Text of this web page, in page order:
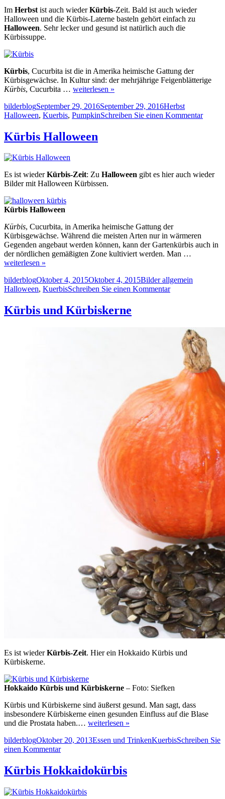
Im Herbst ist auch wiederKürbis-Zeit. Bald ist auch wieder
Halloween und die Kürbis-Laterne basteln gehört einfach zu
Halloween. Sehr lecker und gesund ist natürlich auch die
Kürbissuppe.
Kürbis, Cucurbita ist die in Amerika heimische Gattung der
Kürbisgewächse. In Kultur sind: der mehrjährige Feigenblätterige
Kürbis, Cucurbita … weiterlesen »
Autor
bilderblogVeröffentlicht
am
September 29, 2016September 29, 2016Kategorien
Herbst
Halloween, Kuerbis, PumpkinSchreiben Sie einen Kommentarzu
Kürbis Halloween
Es ist wiederKürbis-Zeit: Zu Halloween gibt es hier auch wieder
Bilder mit Halloween Kürbissen.
Kürbis Halloween
Kürbis, Cucurbita, in Amerika heimische Gattung der
Kürbisgewächse. Während die meisten Arten nur in wärmeren
Gegenden angebaut werden können, kann der Gartenkürbis auch in
der nördlichen gemäßigten Zone kultiviert werden. Man …
weiterlesen »
Autor
bilderblogVeröffentlicht
am
Oktober 4, 2015Oktober 4, 2015Kategorien
Bilder allgemein
Halloween, KuerbisSchreiben Sie einen Kommentarzu
Kürbis und Kürbiskerne
Es ist wiederKürbis-Zeit. Hier ein Hokkaido Kürbis und
Kürbiskerne.
Hokkaido Kürbis und Kürbiskerne – Foto: Siefken
Kürbis und Kürbiskerne sind äußerst gesund. Man sagt, dass
insbesondere Kürbiskerne einen gesunden Einfluss auf die Blase
und die Prostata haben.… weiterlesen »
Autor
bilderblogVeröffentlicht
am
Oktober 20, 2013Kategorien
Essen und TrinkenSchlagwörter
KuerbisSchreiben Sie
einen Kommentarzu
und
Kürbiskerne
Kürbis Hokkaidokürbis